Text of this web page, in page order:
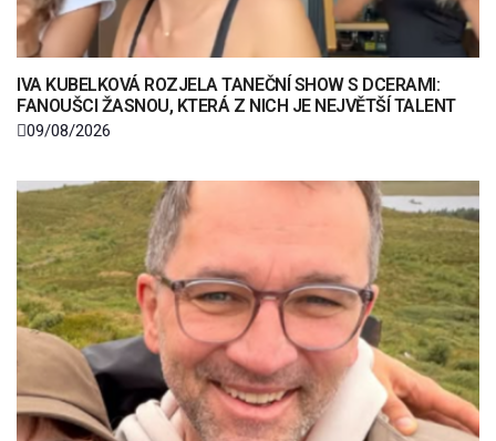
IVA KUBELKOVÁ ROZJELA TANEČNÍ SHOW S DCERAMI:
FANOUŠCI ŽASNOU, KTERÁ Z NICH JE NEJVĚTŠÍ TALENT
09/08/2026